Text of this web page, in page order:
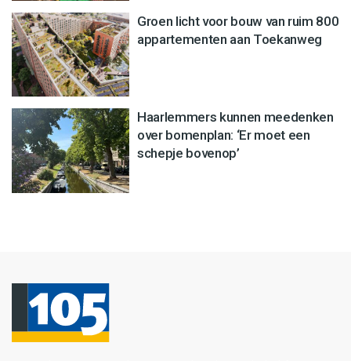
Groen licht voor bouw van ruim 800
appartementen aan Toekanweg
Haarlemmers kunnen meedenken
over bomenplan: ‘Er moet een
schepje bovenop’